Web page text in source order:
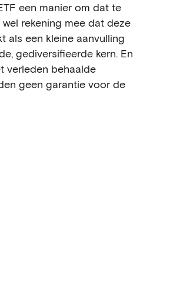
een manier om dat te
rekening mee dat deze
als een kleine aanvulling
gediversifieerde kern. En
verleden behaalde
geen garantie voor de